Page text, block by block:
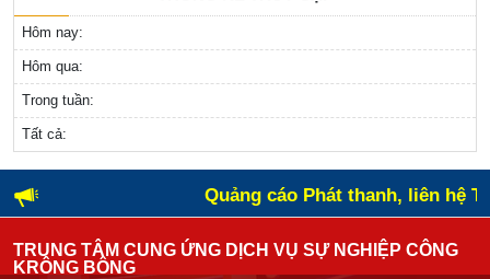
Hôm nay:
Hôm qua:
Trong tuần:
Tất cả:
Quảng cáo Phát thanh, liên hệ
TRUNG TÂM CUNG ỨNG DỊCH VỤ SỰ NGHIỆP CÔNG
KRÔNG BÔNG